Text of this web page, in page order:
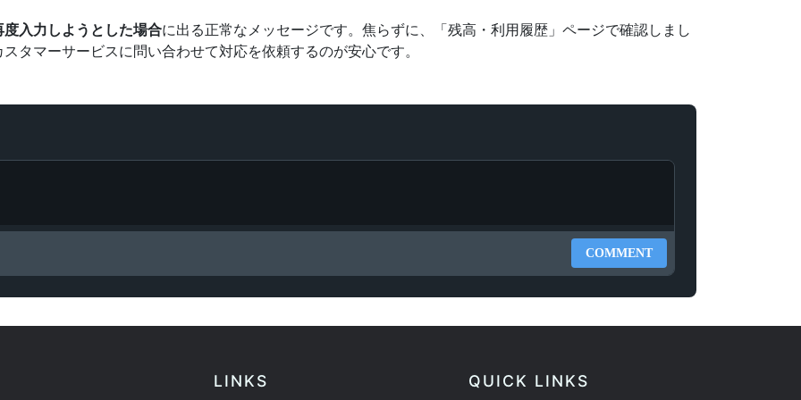
入力しようとした場合に出る正常なメッセージです。焦らずに、「残高・利用履歴」ページで確認しまし
タマーサービスに問い合わせて対応を依頼するのが安心です。
COMMENT
LINKS QUICK LINKS